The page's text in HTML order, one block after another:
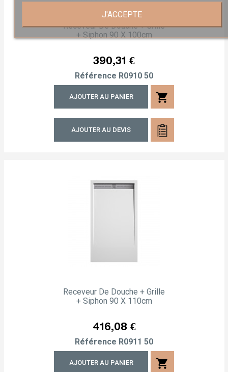
J'ACCEPTE
Receveur De Douche + Grille
+ Siphon 90 X 100cm
Prix
390,31 €
Référence R0910 50
AJOUTER AU PANIER shopping_cart
AJOUTER AU DEVIS
Receveur De Douche + Grille
+ Siphon 90 X 110cm
Prix
416,08 €
Référence R0911 50
AJOUTER AU PANIER shopping_cart